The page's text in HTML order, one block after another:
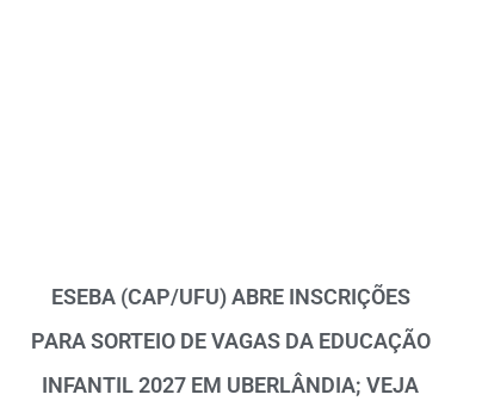
ESEBA (CAP/UFU) ABRE INSCRIÇÕES
PARA SORTEIO DE VAGAS DA EDUCAÇÃO
INFANTIL 2027 EM UBERLÂNDIA; VEJA